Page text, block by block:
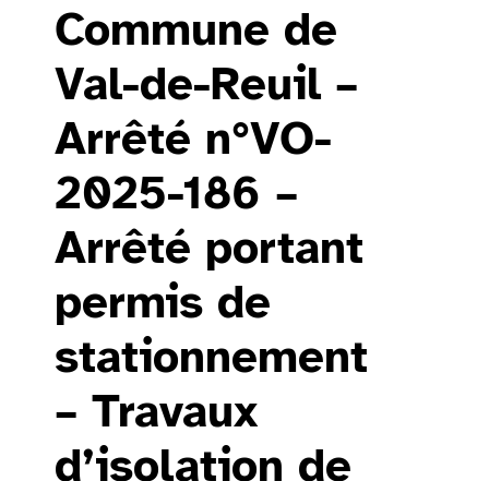
Commune de
Val-de-Reuil –
Arrêté n°VO-
2025-186 –
Arrêté portant
permis de
stationnement
– Travaux
d’isolation de